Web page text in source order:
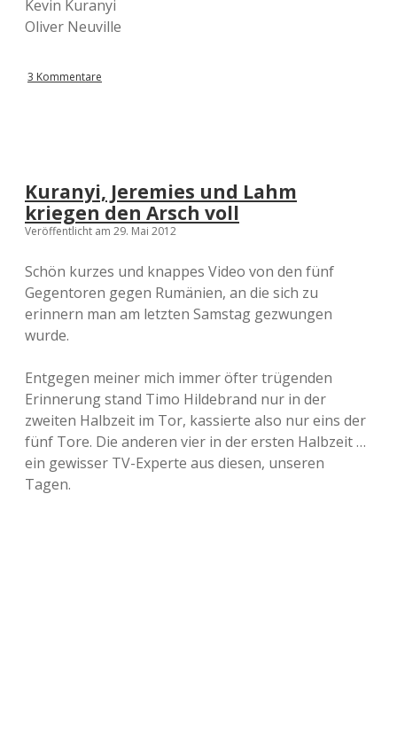
Kevin Kuranyi
Oliver Neuville
3 Kommentare
Kuranyi, Jeremies und Lahm
kriegen den Arsch voll
Veröffentlicht am 29. Mai 2012
Schön kurzes und knappes Video von den fünf
Gegentoren gegen Rumänien, an die sich zu
erinnern man am letzten Samstag gezwungen
wurde.
Entgegen meiner mich immer öfter trügenden
Erinnerung stand Timo Hildebrand nur in der
zweiten Halbzeit im Tor, kassierte also nur eins der
fünf Tore. Die anderen vier in der ersten Halbzeit …
ein gewisser TV-Experte aus diesen, unseren
Tagen.